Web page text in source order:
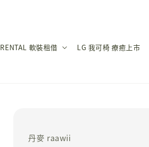
RENTAL 軟裝租借 LG 我可椅 療癒上市
丹麥 raawii